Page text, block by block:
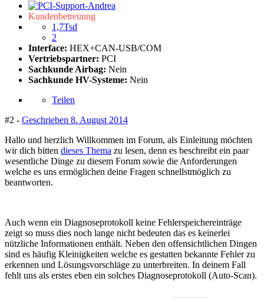
Kundenbetreuung
1,7Tsd
2
Interface: HEX+CAN-USB/COM
Vertriebspartner: PCI
Sachkunde Airbag: Nein
Sachkunde HV-Systeme: Nein
Teilen
#2 - Geschrieben 8. August 2014
Hallo und herzlich Willkommen im Forum, als Einleitung möchten
wir dich bitten dieses Thema zu lesen, denn es beschreibt ein paar
wesentliche Dinge zu diesem Forum sowie die Anforderungen
welche es uns ermöglichen deine Fragen schnellstmöglich zu
beantworten.
Auch wenn ein Diagnoseprotokoll keine Fehlerspeichereinträge
zeigt so muss dies noch lange nicht bedeuten das es keinerlei
nützliche Informationen enthält. Neben den offensichtlichen Dingen
sind es häufig Kleinigkeiten welche es gestatten bekannte Fehler zu
erkennen und Lösungsvorschläge zu unterbreiten. In deinem Fall
fehlt uns als erstes eben ein solches Diagnoseprotokoll (Auto-Scan).